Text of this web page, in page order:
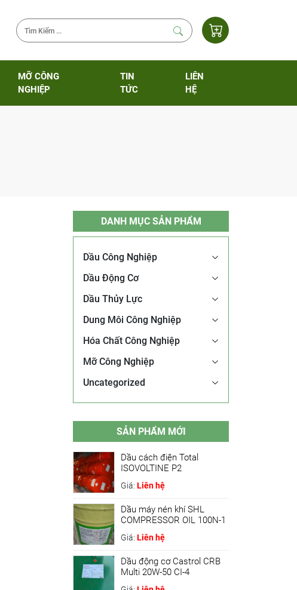
MỠ CÔNG
NGHIỆP
TIN
TỨC
LIÊN
HỆ
DANH MỤC SẢN PHẨM
Dầu Công Nghiệp
Dầu Động Cơ
Dầu Thủy Lực
Dung Môi Công Nghiệp
Hóa Chất Công Nghiệp
Mỡ Công Nghiệp
Uncategorized
SẢN PHẨM MỚI
Dầu cách điện Total
ISOVOLTINE P2
Giá: Liên hệ
Dầu máy nén khí SHL
COMPRESSOR OIL 100N-1
Giá: Liên hệ
Dầu động cơ Castrol CRB
Multi 20W-50 CI-4